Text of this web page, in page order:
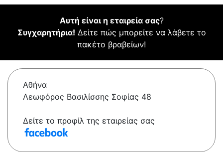
Αυτή είναι η εταιρεία σας?
Συγχαρητήρια! Δείτε πώς μπορείτε να λάβετε το
πακέτο βραβείων!
Αθήνα
Λεωφόρος Βασιλίσσης Σοφίας 48
Δείτε το προφίλ της εταιρείας σας